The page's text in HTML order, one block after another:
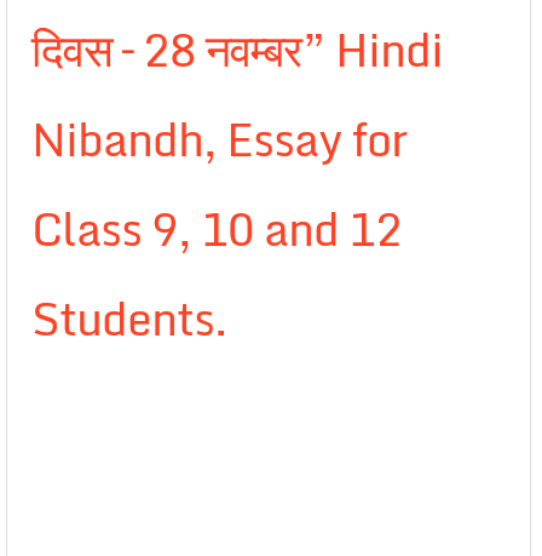
दिवस – 28 नवम्बर” Hindi
Nibandh, Essay for
Class 9, 10 and 12
Students.